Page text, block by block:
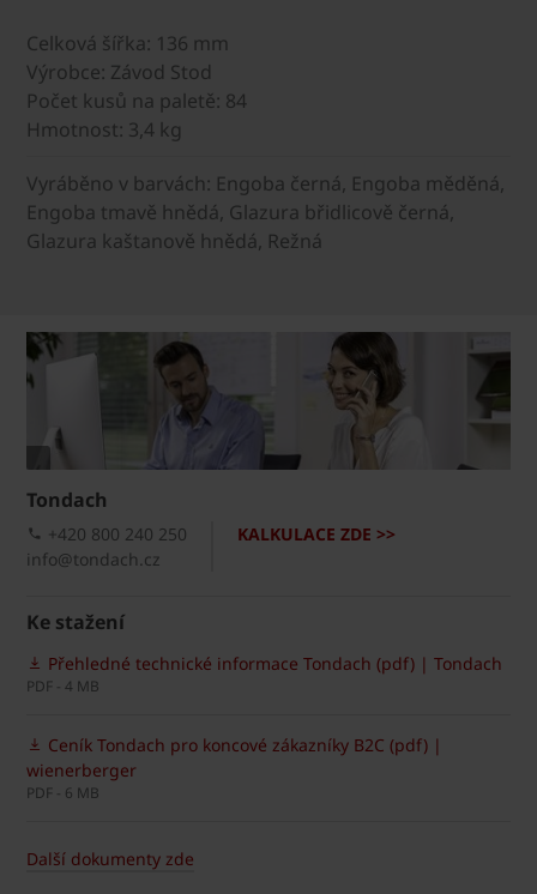
Celková šířka: 136 mm
Výrobce: Závod Stod
Počet kusů na paletě: 84
Hmotnost: 3,4 kg
Vyráběno v barvách: Engoba černá, Engoba měděná,
Engoba tmavě hnědá, Glazura břidlicově černá,
Glazura kaštanově hnědá, Režná
Tondach
KALKULACE ZDE >>
+420 800 240 250
info@tondach.cz
Ke stažení
Přehledné technické informace Tondach (pdf) | Tondach
PDF - 4 MB
Ceník Tondach pro koncové zákazníky B2C (pdf) |
wienerberger
PDF - 6 MB
Další dokumenty zde